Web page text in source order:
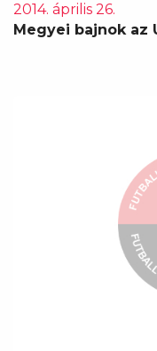
2014. április 26.
Megyei bajnok az